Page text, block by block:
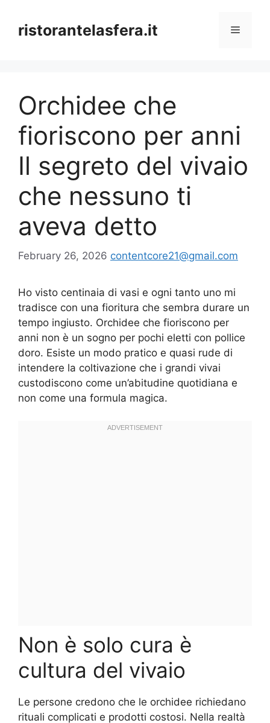
contentristorantelasfera.it Menu
Orchidee che
fioriscono per anni
Il segreto del vivaio
che nessuno ti
aveva detto
February 26, 2026 contentcore21@gmail.com
Ho visto centinaia di vasi e ogni tanto uno mi
tradisce con una fioritura che sembra durare un
tempo ingiusto. Orchidee che fioriscono per
anni non è un sogno per pochi eletti con pollice
doro. Esiste un modo pratico e quasi rude di
intendere la coltivazione che i grandi vivai
custodiscono come un’abitudine quotidiana e
non come una formula magica.
Non è solo cura è
cultura del vivaio
Le persone credono che le orchidee richiedano
rituali complicati e prodotti costosi. Nella realtà